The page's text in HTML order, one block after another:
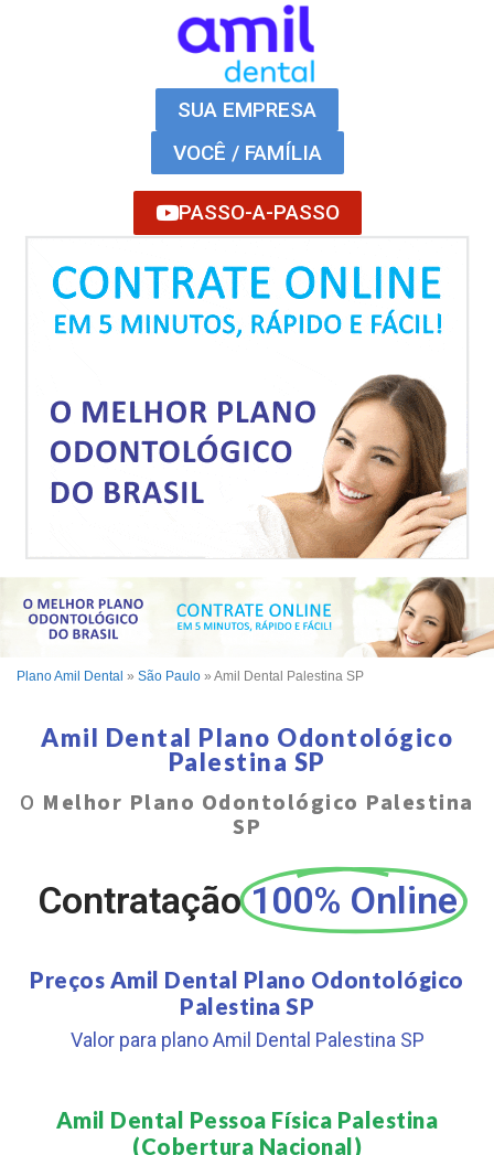
SUA EMPRESA
VOCÊ / FAMÍLIA
PASSO-A-PASSO
Plano Amil Dental » São Paulo » Amil Dental Palestina SP
Amil Dental Plano Odontológico
Palestina SP
O Melhor Plano Odontológico Palestina
SP
Contratação 100% Online
Preços Amil Dental Plano Odontológico
Palestina SP
Valor para plano Amil Dental Palestina SP
Amil Dental Pessoa Física Palestina
(Cobertura Nacional)​